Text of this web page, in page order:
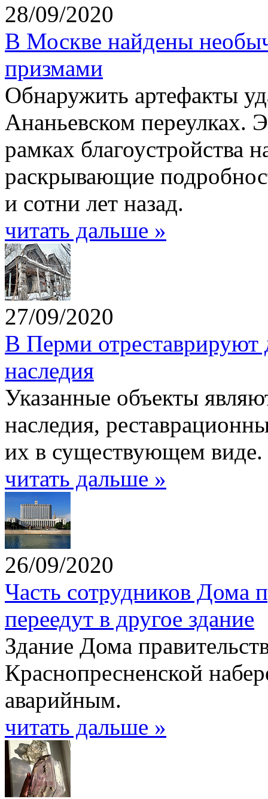
28/09/2020
В Москве найдены
призмами
Обнаружить артефакты
Ананьевском переулках.
рамках благоустройства
раскрывающие
и сотни лет назад.
читать дальше »
27/09/2020
В Перми отреставрируют
наследия
Указанные объекты
наследия,
их в существующем виде.
читать дальше »
26/09/2020
Часть сотрудников Дома
переедут в другое здание
Здание Дома
Краснопресненской
аварийным.
читать дальше »